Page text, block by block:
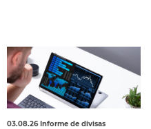
03.08.26 Informe de divisas